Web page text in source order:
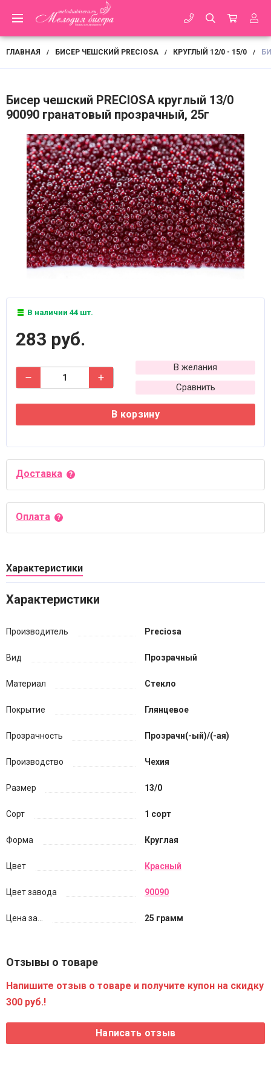
ГЛАВНАЯ / БИСЕР ЧЕШСКИЙ PRECIOSA / КРУГЛЫЙ 12/0 - 15/0 /
Бисер чешский PRECIOSA круглый 13/0
90090 гранатовый прозрачный, 25г
В наличии 44 шт.
283 руб.
В желания
Сравнить
В корзину
Доставка
Оплата
Характеристики
Характеристики
Производитель Preciosa
Вид Прозрачный
Материал Стекло
Покрытие Глянцевое
Прозрачность Прозрачн(-ый)/(-ая)
Производство Чехия
Размер 13/0
Сорт 1 сорт
Форма Круглая
Цвет Красный
Цвет завода 90090
Цена за... 25 грамм
Отзывы о товаре
Напишите отзыв о товаре и получите купон на скидку
300 руб.!